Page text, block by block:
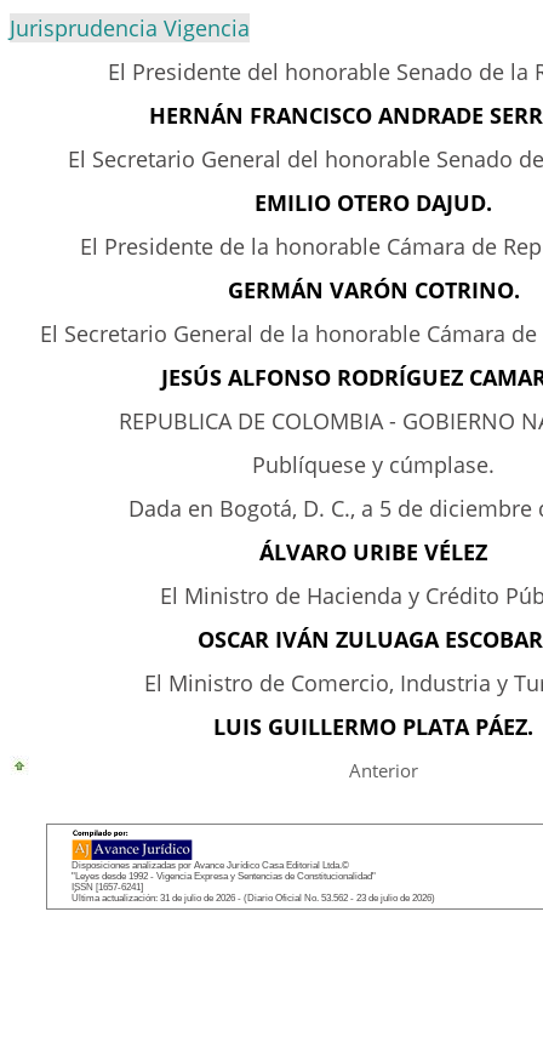
Jurisprudencia Vigencia
El Presidente del honorable Senado de la
HERNÁN FRANCISCO ANDRADE
El Secretario General del honorable Senado
EMILIO OTERO DAJUD.
El Presidente de la honorable Cámara de
GERMÁN VARÓN COTRINO.
El Secretario General de la honorable Cámara
JESÚS ALFONSO RODRÍGUEZ
REPUBLICA DE COLOMBIA - GOBIERNO
Publíquese y cúmplase.
Dada en Bogotá, D. C., a 5 de diciembre
ÁLVARO URIBE VÉLEZ
El Ministro de Hacienda y Crédito
OSCAR IVÁN ZULUAGA
El Ministro de Comercio, Industria y
LUIS GUILLERMO PLATA PÁEZ.
Anterior
Disposiciones analizadas por Avance Jurídico Casa Editorial Ltda.©
"Leyes desde 1992 - Vigencia Expresa y Sentencias de Constitucionalidad"
ISSN [1657-6241]
Última actualización: 31 de julio de 2026 - (Diario Oficial No. 53.562 - 23 de julio de 2026)